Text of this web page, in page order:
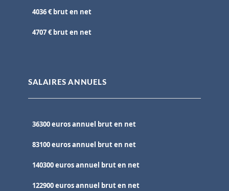
4036 € brut en net
4707 € brut en net
SALAIRES ANNUELS
36300 euros annuel brut en net
83100 euros annuel brut en net
140300 euros annuel brut en net
122900 euros annuel brut en net